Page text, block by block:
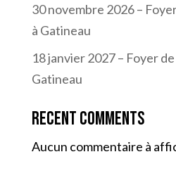
30 novembre 2026 –
à Gatineau
18 janvier 2027 – Foyer
Gatineau
Recent Comments
Aucun commentaire à